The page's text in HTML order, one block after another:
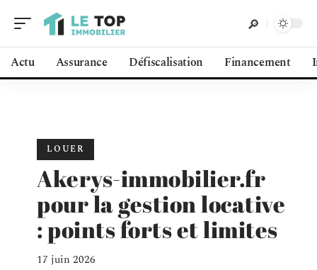
Actu Assurance Défiscalisation Financement
LOUER
Akerys-immobilier.fr
pour la gestion locative
: points forts et limites
17 juin 2026